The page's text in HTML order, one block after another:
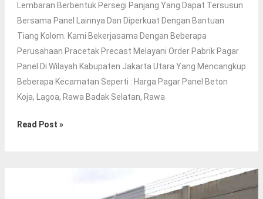
Lembaran Berbentuk Persegi Panjang Yang Dapat Tersusun
Bersama Panel Lainnya Dan Diperkuat Dengan Bantuan
Tiang Kolom. Kami Bekerjasama Dengan Beberapa
Perusahaan Pracetak Precast Melayani Order Pabrik Pagar
Panel Di Wilayah Kabupaten Jakarta Utara Yang Mencangkup
Beberapa Kecamatan Seperti : Harga Pagar Panel Beton
Koja, Lagoa, Rawa Badak Selatan, Rawa
Harga
Read Post »